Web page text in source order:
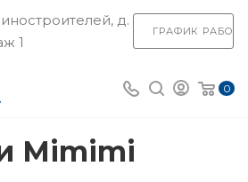
д.
1
ГРАФИК
0
Mimimi